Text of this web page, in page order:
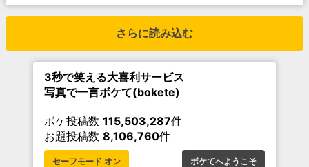
さらに読み込む
3秒で笑える大喜利サービス
写真で一言ボケて(bokete)
ボケ投稿数 115,503,287件
お題投稿数 8,106,760件
セーフモード オン ボケてへようこそ